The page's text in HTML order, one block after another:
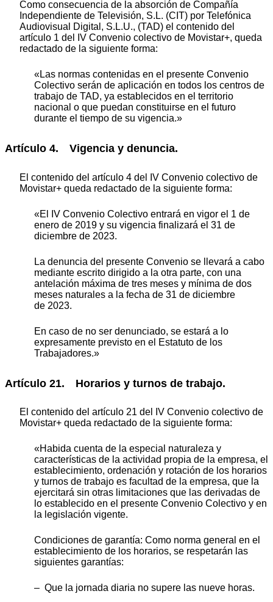
Como consecuencia de la absorción de Compañía
Independiente de Televisión, S.L. (CIT) por Telefónica
Audiovisual Digital, S.L.U., (TAD) el contenido del
artículo 1 del IV Convenio colectivo de Movistar+, queda
redactado de la siguiente forma:
«Las normas contenidas en el presente Convenio
Colectivo serán de aplicación en todos los centros de
trabajo de TAD, ya establecidos en el territorio
nacional o que puedan constituirse en el futuro
durante el tiempo de su vigencia.»
Artículo 4. Vigencia y denuncia.
El contenido del artículo 4 del IV Convenio colectivo de
Movistar+ queda redactado de la siguiente forma:
«El IV Convenio Colectivo entrará en vigor el 1 de
enero de 2019 y su vigencia finalizará el 31 de
diciembre de 2023.
La denuncia del presente Convenio se llevará a cabo
mediante escrito dirigido a la otra parte, con una
antelación máxima de tres meses y mínima de dos
meses naturales a la fecha de 31 de diciembre
de 2023.
En caso de no ser denunciado, se estará a lo
expresamente previsto en el Estatuto de los
Trabajadores.»
Artículo 21. Horarios y turnos de trabajo.
El contenido del artículo 21 del IV Convenio colectivo de
Movistar+ queda redactado de la siguiente forma:
«Habida cuenta de la especial naturaleza y
características de la actividad propia de la empresa, el
establecimiento, ordenación y rotación de los horarios
y turnos de trabajo es facultad de la empresa, que la
ejercitará sin otras limitaciones que las derivadas de
lo establecido en el presente Convenio Colectivo y en
la legislación vigente.
Condiciones de garantía: Como norma general en el
establecimiento de los horarios, se respetarán las
siguientes garantías:
– Que la jornada diaria no supere las nueve horas.